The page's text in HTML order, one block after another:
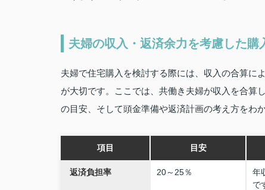
夫婦の収入・返済余力を考慮した購
夫婦で住宅購入を検討する際には、収入の合算に
が大切です。ここでは、共働き夫婦が収入を合算
の目安、そして頭金準備や返済計画の考え方をわ
項目 目安
返済負担率 20～25％
年
で